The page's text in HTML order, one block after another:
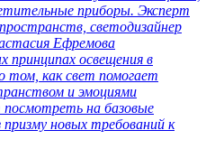
приборы. Эксперт
светодизайнер
Ефремова
принципах освещения в
том, как свет помогает
и эмоциями
на базовые
новых требований к